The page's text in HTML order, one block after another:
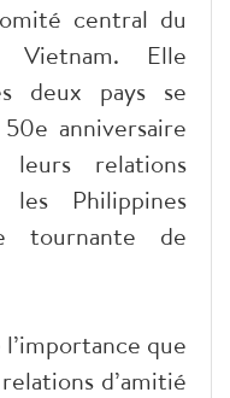
central du
Vietnam. Elle
deux pays se
anniversaire
leurs relations
Philippines
tournante de
que
d’amitié